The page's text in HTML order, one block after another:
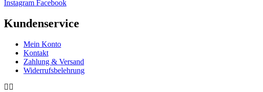
Instagram Facebook
Kundenservice
Mein Konto
Kontakt
Zahlung & Versand
Widerrufsbelehrung